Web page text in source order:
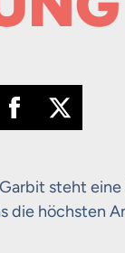
steht
die höchsten